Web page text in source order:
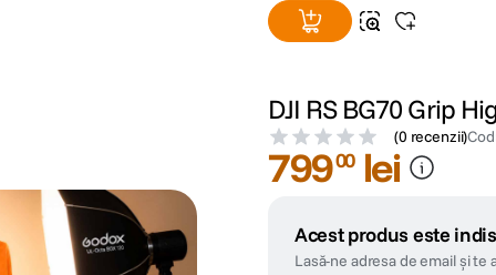
DJI RS BG70 Grip
(0 recenzii)Cod
79900 lei
Acest produs este
Lasă-ne adresa de email și